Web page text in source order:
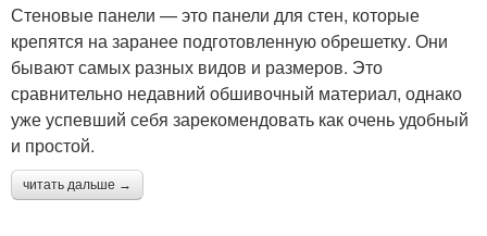
Стеновые панели — это панели для стен, которые
крепятся на заранее подготовленную обрешетку. Они
бывают самых разных видов и размеров. Это
сравнительно недавний обшивочный материал, однако
уже успевший себя зарекомендовать как очень удобный
и простой.
читать дальше →